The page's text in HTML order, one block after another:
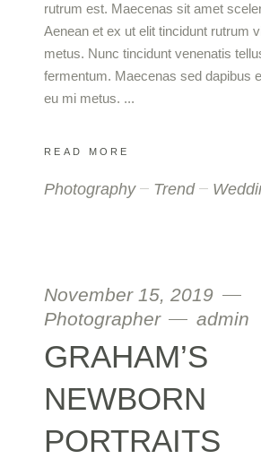
rutrum est. Maecenas sit amet
Aenean et ex ut elit tincidunt rutrum
metus. Nunc tincidunt venenatis
fermentum. Maecenas sed dapibus
eu mi metus.
READ MORE
Photography Trend
November 15, 2019
Photographer
admin
GRAHAM’S
NEWBORN
PORTRAITS